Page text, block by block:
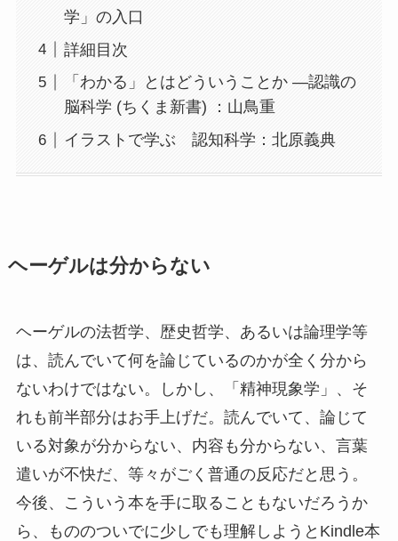
学」の入口
詳細目次
「わかる」とはどういうことか ―認識の
脳科学 (ちくま新書) ：山鳥重
イラストで学ぶ 認知科学：北原義典
ヘーゲルは分からない
ヘーゲルの法哲学、歴史哲学、あるいは論理学等
は、読んでいて何を論じているのかが全く分から
ないわけではない。しかし、「精神現象学」、そ
れも前半部分はお手上げだ。読んでいて、論じて
いる対象が分からない、内容も分からない、言葉
遣いが不快だ、等々がごく普通の反応だと思う。
今後、こういう本を手に取ることもないだろうか
ら、もののついでに少しでも理解しようとKindle本